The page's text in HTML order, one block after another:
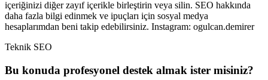
içeriğinizi diğer zayıf içerikle birleştirin veya silin. SEO hakkında
daha fazla bilgi edinmek ve ipuçları için sosyal medya
hesaplarımdan beni takip edebilirsiniz. Instagram: ogulcan.demirer
Teknik SEO
Bu konuda profesyonel destek almak ister misiniz?